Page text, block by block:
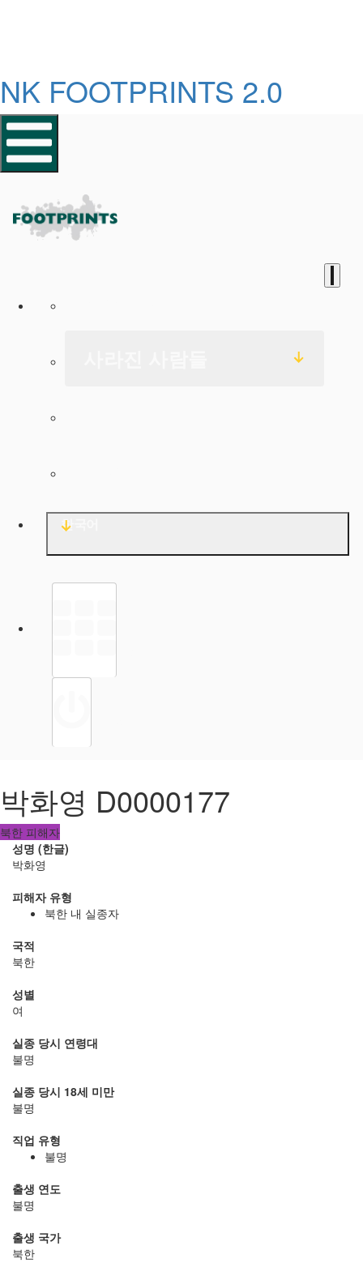
NK FOOTPRINTS 2.0
한국어
박화영 D0000177
북한 피해자
성명 (한글)
박화영
피해자 유형
북한 내 실종자
국적
북한
성별
여
실종 당시 연령대
불명
실종 당시 18세 미만
불명
직업 유형
불명
출생 연도
불명
출생 국가
북한